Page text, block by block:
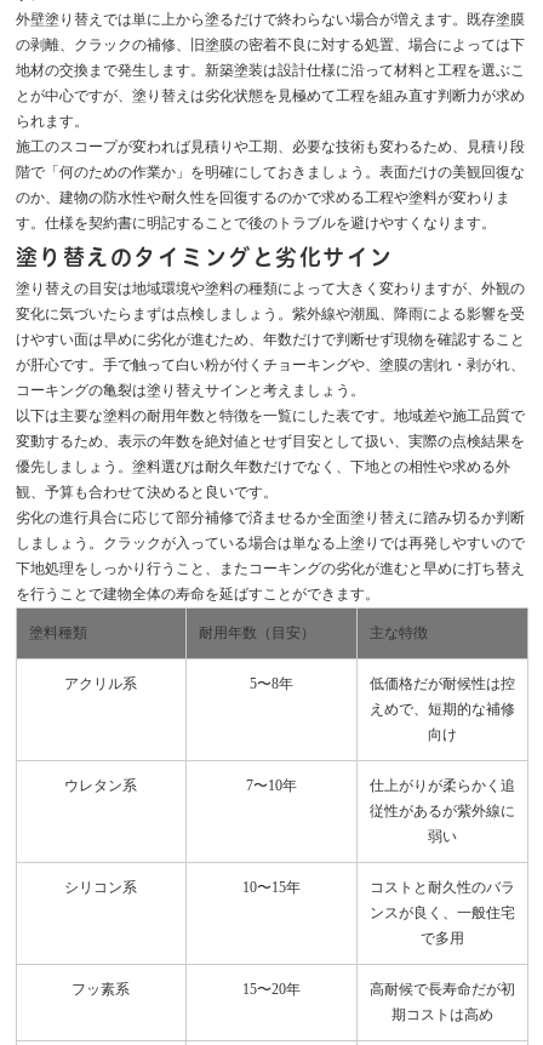
外壁塗り替えでは単に上から塗るだけで終わらない場合が増えます。既存塗膜
の剥離、クラックの補修、旧塗膜の密着不良に対する処置、場合によっては下
地材の交換まで発生します。新築塗装は設計仕様に沿って材料と工程を選ぶこ
とが中心ですが、塗り替えは劣化状態を見極めて工程を組み直す判断力が求め
られます。
施工のスコープが変われば見積りや工期、必要な技術も変わるため、見積り段
階で「何のための作業か」を明確にしておきましょう。表面だけの美観回復な
のか、建物の防水性や耐久性を回復するのかで求める工程や塗料が変わりま
す。仕様を契約書に明記することで後のトラブルを避けやすくなります。
塗り替えのタイミングと劣化サイン
塗り替えの目安は地域環境や塗料の種類によって大きく変わりますが、外観の
変化に気づいたらまずは点検しましょう。紫外線や潮風、降雨による影響を受
けやすい面は早めに劣化が進むため、年数だけで判断せず現物を確認すること
が肝心です。手で触って白い粉が付くチョーキングや、塗膜の割れ・剥がれ、
コーキングの亀裂は塗り替えサインと考えましょう。
以下は主要な塗料の耐用年数と特徴を一覧にした表です。地域差や施工品質で
変動するため、表示の年数を絶対値とせず目安として扱い、実際の点検結果を
優先しましょう。塗料選びは耐久年数だけでなく、下地との相性や求める外
観、予算も合わせて決めると良いです。
劣化の進行具合に応じて部分補修で済ませるか全面塗り替えに踏み切るか判断
しましょう。クラックが入っている場合は単なる上塗りでは再発しやすいので
下地処理をしっかり行うこと、またコーキングの劣化が進むと早めに打ち替え
を行うことで建物全体の寿命を延ばすことができます。
塗料種類 耐用年数（目安） 主な特徴
アクリル系 5〜8年
低価格だが耐候性は控
えめで、短期的な補修
向け
ウレタン系 7〜10年
仕上がりが柔らかく追
従性があるが紫外線に
弱い
シリコン系 10〜15年
コストと耐久性のバラ
ンスが良く、一般住宅
で多用
フッ素系 15〜20年
高耐候で長寿命だが初
期コストは高め